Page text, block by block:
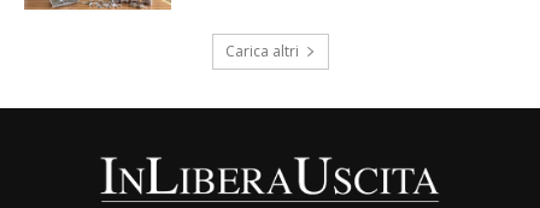
Carica altri